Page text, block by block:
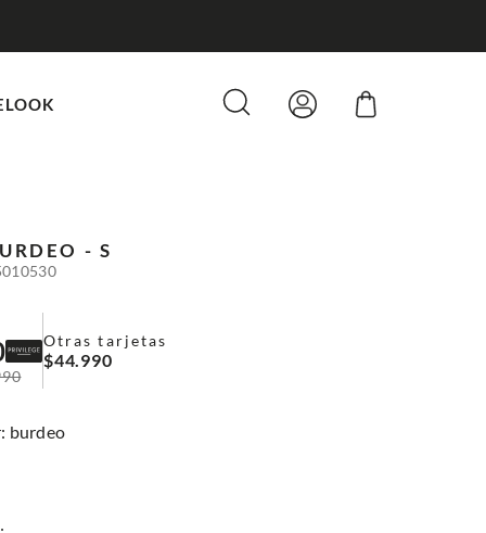
- S
Otras tarjetas
$44.990
: burdeo